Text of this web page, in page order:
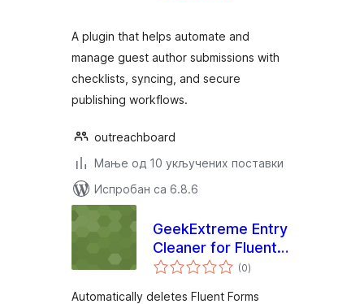
A plugin that helps automate and
manage guest author submissions with
checklists, syncing, and secure
publishing workflows.
outreachboard
Мање од 10 укључених поставки
Испробан са 6.8.6
GeekExtreme Entry
Cleaner for Fluent
Forms
(0укупних
оцена
)
Automatically deletes Fluent Forms